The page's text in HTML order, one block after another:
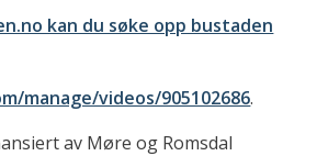
kan du søke opp bustaden
manage/videos/905102686.
av Møre og Romsdal